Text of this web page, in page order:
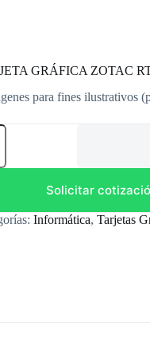
GRÁFICA ZOTAC
para fines ilustrativos
Solicitar
Informática, Tarjetas